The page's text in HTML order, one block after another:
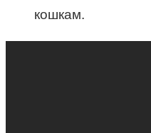
кошкам.